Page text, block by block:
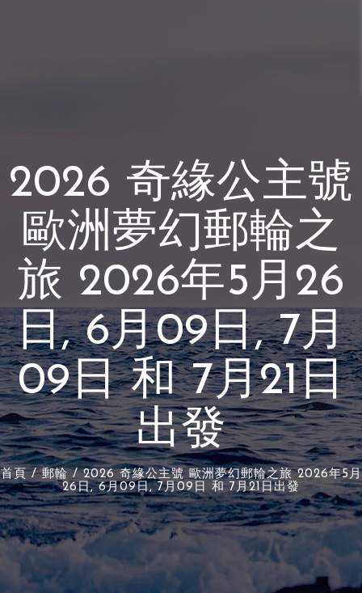
2026 奇緣公主號
歐洲夢幻郵輪之
旅 2026年5月26
日, 6月09日, 7月
09日 和 7月21日
出發
首頁/郵輪 / 2026 奇緣公主號 歐洲夢幻郵輪之旅 2026年5月
26日, 6月09日, 7月09日 和 7月21日出發